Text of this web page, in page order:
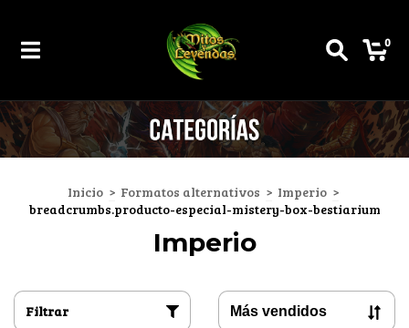
0
Inicio > Formatos alternativos > Imperio >
breadcrumbs.producto-especial-mistery-box-bestiarium
Imperio
Filtrar